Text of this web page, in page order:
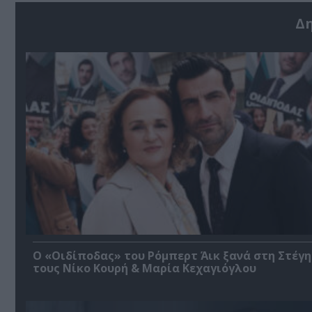
O «Οιδίποδας» του Ρόμπερτ Άικ ξανά στη
τους Νίκο Κουρή & Μαρία Κεχαγιόγλου